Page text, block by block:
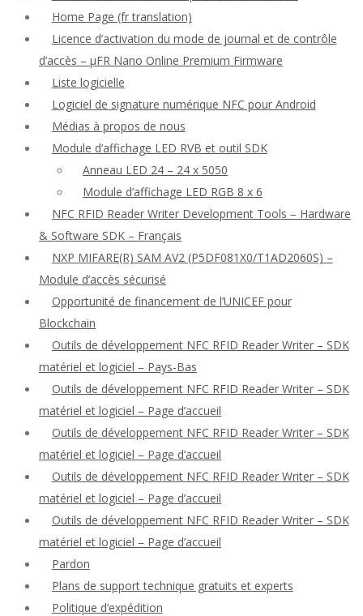
Home Page (fr translation)
Licence d’activation du mode de journal et de contrôle
d’accès – μFR Nano Online Premium Firmware
Liste logicielle
Logiciel de signature numérique NFC pour Android
Médias à propos de nous
Module d’affichage LED RVB et outil SDK
Anneau LED 24 – 24 x 5050
Module d’affichage LED RGB 8 x 6
NFC RFID Reader Writer Development Tools – Hardware
& Software SDK – Français
NXP MIFARE(R) SAM AV2 (P5DF081X0/T1AD2060S) –
Module d’accès sécurisé
Opportunité de financement de l’UNICEF pour
Blockchain
Outils de développement NFC RFID Reader Writer – SDK
matériel et logiciel – Pays-Bas
Outils de développement NFC RFID Reader Writer – SDK
matériel et logiciel – Page d’accueil
Outils de développement NFC RFID Reader Writer – SDK
matériel et logiciel – Page d’accueil
Outils de développement NFC RFID Reader Writer – SDK
matériel et logiciel – Page d’accueil
Outils de développement NFC RFID Reader Writer – SDK
matériel et logiciel – Page d’accueil
Pardon
Plans de support technique gratuits et experts
Politique d’expédition